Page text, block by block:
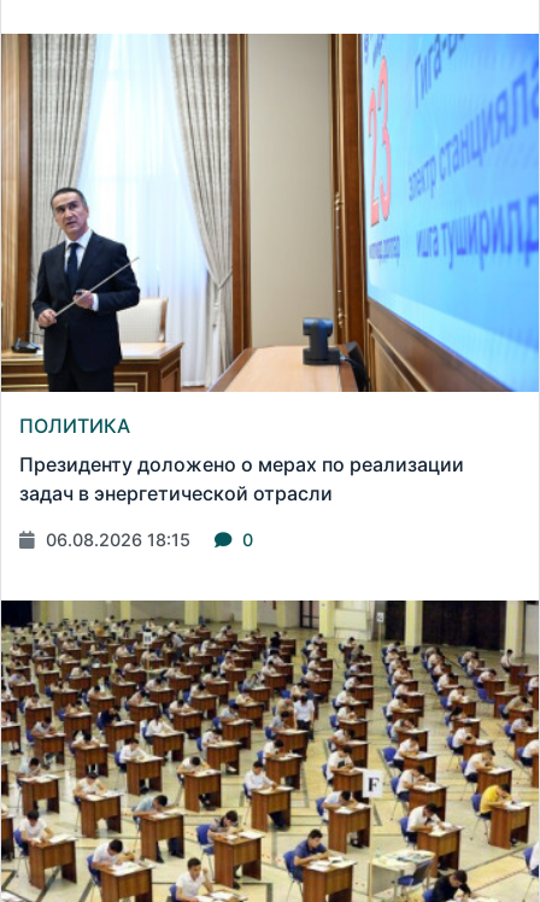
ПОЛИТИКА
Президенту доложено о мерах по реализации
задач в энергетической отрасли
06.08.2026 18:15 0